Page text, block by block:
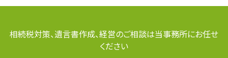
相続税対策、遺言書作成、経営のご相談は当事務所にお任せ
ください